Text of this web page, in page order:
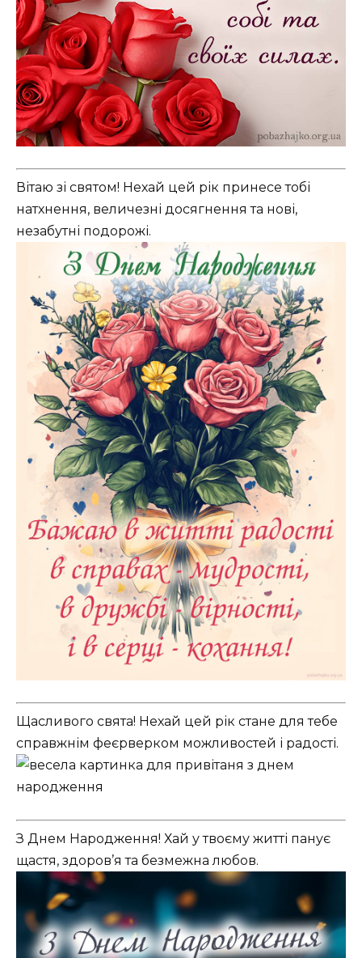
Вітаю зі святом! Нехай цей рік принесе тобі
натхнення, величезні досягнення та нові,
незабутні подорожі.
Щасливого свята! Нехай цей рік стане для тебе
справжнім феєрверком можливостей і радості.
З Днем Народження! Хай у твоєму житті панує
щастя, здоров’я та безмежна любов.